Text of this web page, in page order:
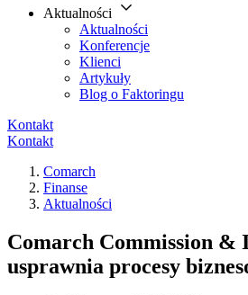
Aktualności
Aktualności
Konferencje
Klienci
Artykuły
Blog o Faktoringu
Kontakt
Kontakt
Comarch
Finanse
Aktualności
Comarch Commission &
usprawnia procesy